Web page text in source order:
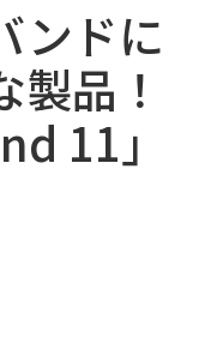
ンドに
品！
11」